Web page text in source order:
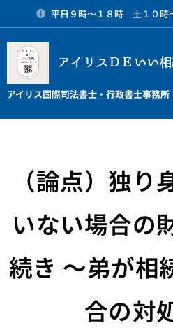
平日９時～１８時 土１０
アイリスＤＥいい
アイリス国際司法書士・行政書士事務所
（論点）独り
いない場合の
続き 〜弟が相
合の対